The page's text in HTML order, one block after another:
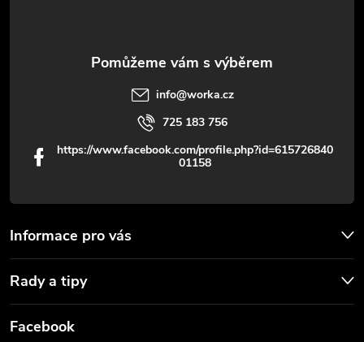
s
u
Informace pro vás
Rady a tipy
info@worka.cz
725 183 756
https://www.facebook.com/profile.php?id=615726840
01158
Facebook